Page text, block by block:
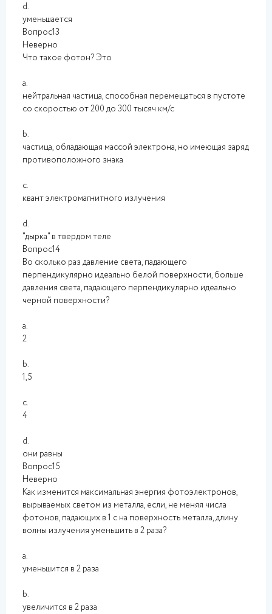
d.
уменьшается
Вопрос13
Неверно
Что такое фотон? Это
a.
нейтральная частица, способная перемещаться в пустоте
со скоростью от 200 до 300 тысяч км/с
b.
частица, обладающая массой электрона, но имеющая заряд
противоположного знака
c.
квант электромагнитного излучения
d.
"дырка" в твердом теле
Вопрос14
Во сколько раз давление света, падающего
перпендикулярно идеально белой поверхности, больше
давления света, падающего перпендикулярно идеально
черной поверхности?
a.
2
b.
1,5
c.
4
d.
они равны
Вопрос15
Неверно
Как изменится максимальная энергия фотоэлектронов,
вырываемых светом из металла, если, не меняя числа
фотонов, падающих в 1 с на поверхность металла, длину
волны излучения уменьшить в 2 раза?
a.
уменьшится в 2 раза
b.
увеличится в 2 раза